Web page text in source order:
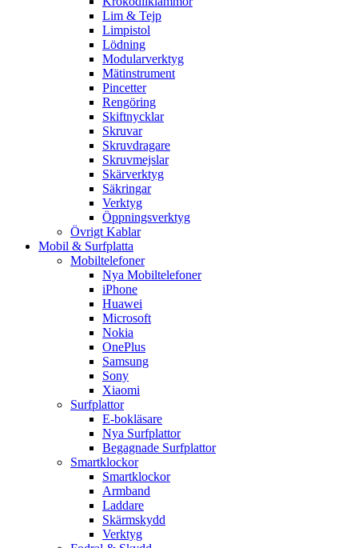
Lim & Tejp
Limpistol
Lödning
Modularverktyg
Mätinstrument
Pincetter
Rengöring
Skiftnycklar
Skruvar
Skruvdragare
Skruvmejslar
Skärverktyg
Säkringar
Verktyg
Öppningsverktyg
Övrigt Kablar
Mobil & Surfplatta
Mobiltelefoner
Nya Mobiltelefoner
iPhone
Huawei
Microsoft
Nokia
OnePlus
Samsung
Sony
Xiaomi
Surfplattor
E-bokläsare
Nya Surfplattor
Begagnade Surfplattor
Smartklockor
Smartklockor
Armband
Laddare
Skärmskydd
Verktyg